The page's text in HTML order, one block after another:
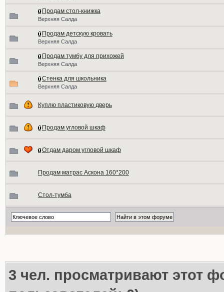
Продам стол-книжка
Верхняя Салда
Продам детскую кровать
Верхняя Салда
Продам тумбу для прихожей
Верхняя Салда
Стенка для школьника
Верхняя Салда
Куплю пластиковую дверь
Продам угловой шкаф
Отдам даром угловой шкаф
Продам матрас Аскона 160*200
Стол-тумба
3 чел. просматривают этот